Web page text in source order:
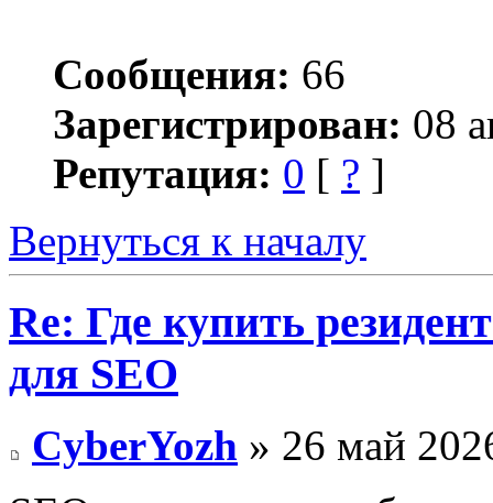
Сообщения: 66
Зарегистрирован: 08
Репутация: 0 [ ? ]
Вернуться к началу
Re: Где купить
для SEO
CyberYozh » 26 май